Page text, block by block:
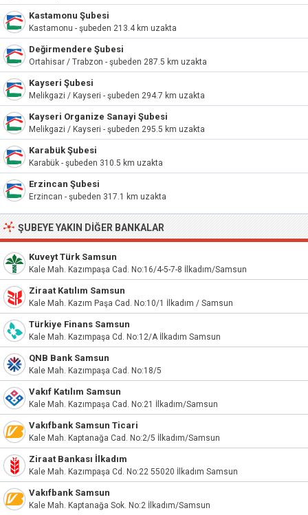
Kastamonu Şubesi
Kastamonu - şubeden 213.4 km uzakta
Değirmendere Şubesi
Ortahisar / Trabzon - şubeden 287.5 km uzakta
Kayseri Şubesi
Melikgazi / Kayseri - şubeden 294.7 km uzakta
Kayseri Organize Sanayi Şubesi
Melikgazi / Kayseri - şubeden 295.5 km uzakta
Karabük Şubesi
Karabük - şubeden 310.5 km uzakta
Erzincan Şubesi
Erzincan - şubeden 317.1 km uzakta
ŞUBEYE YAKIN DIĞER BANKALAR
Kuveyt Türk Samsun
Kale Mah. Kazımpaşa Cad. No:16/4-5-7-8 İlkadım/Samsun
Ziraat Katılım Samsun
Kale Mah. Kazım Paşa Cad. No:10/1 İlkadım / Samsun
Türkiye Finans Samsun
Kale Mah. Kazımpaşa Cd. No:12/A İlkadım Samsun
QNB Bank Samsun
Kale Mah. Kazımpaşa Cad. No:18/5
Vakıf Katılım Samsun
Kale Mah. Kazımpaşa Cad. No:21 İlkadım/Samsun
Vakıfbank Samsun Ticari
Kale Mah. Kaptanağa Cad. No:2/5 İlkadım/Samsun
Ziraat Bankası İlkadım
Kale Mah. Kazımpaşa Cd. No:22 55020 İlkadım Samsun
Vakıfbank Samsun
Kale Mah. Kaptanağa Sok. No:2 İlkadım/Samsun